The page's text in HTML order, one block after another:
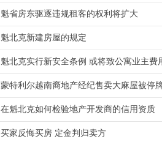
魁省房东驱逐违规租客的权利将扩大
魁北克新建房屋的规定
魁北克实行新安全条例 或将致公寓业主费
蒙特利尔越南裔地产经纪售卖大麻屋被停
在魁北克如何检验地产开发商的信用资质
买家反悔买房 定金判归卖方